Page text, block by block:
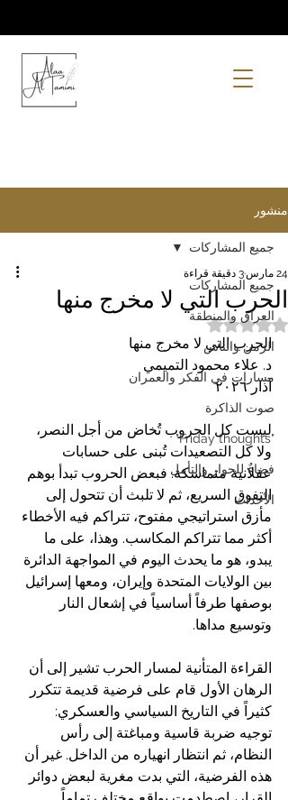
منشور
جميع المشاركات
العراق والمنطقة
الزمن والناس
مسارات في الفكر والعمران
صوت الذاكرة
"Friday thoughts"
فضاءٌ للحوار والتأمل
الأحداث
جميع المشاركات
الحرب التي لا مخرج منها
24 مارس 3 دقيقة قراءة
تم التقييم بـ ليس رقمًا من أصل 5 نجوم.
الحرب التي لا مخرج منها
د. علاء محمود التميمي
آذار ٢٠٢٦
ليست كل الحروب تُخاض من أجل النصر،
ولا كل التصعيدات تُبنى على حسابات
عقلانية متماسكة. فبعض الحروب تبدأ بوهم
التفوق السريع، ثم لا تلبث أن تتحول إلى
مأزق استراتيجي مفتوح، تتراكم فيه الأخطاء
أكثر مما تتراكم المكاسب. وهذا، على ما
يبدو، هو ما يحدث اليوم في المواجهة الدائرة
بين الولايات المتحدة وإيران، ومعها إسرائيل
بوصفها طرفاً أساسياً في إشعال النار
وتوسيع مداها.
القراءة المتأنية لمسار الحرب تشير إلى أن
الرهان الأول قام على فرضية قديمة تتكرر
كثيراً في التاريخ السياسي والعسكري:
توجيه ضربة قاسية ومباغتة إلى رأس
النظام، ثم انتظار انهياره من الداخل. غير أن
هذه الفرضية، التي بدت مغرية لبعض دوائر